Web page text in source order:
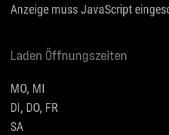
Anzeige muss JavaScript
Laden Öffnungszeiten
MO, MI
DI, DO, FR
SA